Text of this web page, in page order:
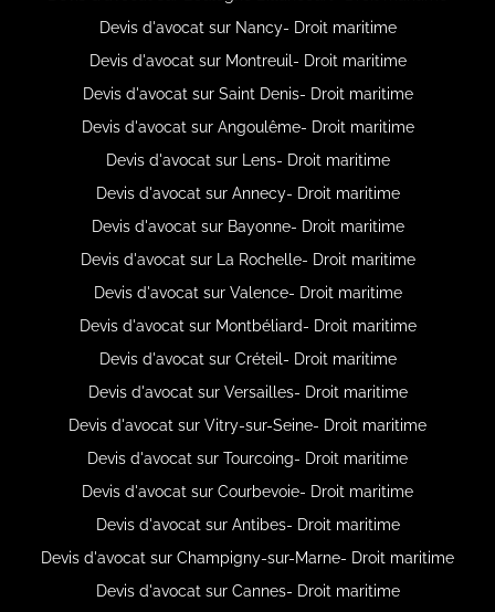
Devis d'avocat sur Nancy- Droit maritime
Devis d'avocat sur Montreuil- Droit maritime
Devis d'avocat sur Saint Denis- Droit maritime
Devis d'avocat sur Angoulême- Droit maritime
Devis d'avocat sur Lens- Droit maritime
Devis d'avocat sur Annecy- Droit maritime
Devis d'avocat sur Bayonne- Droit maritime
Devis d'avocat sur La Rochelle- Droit maritime
Devis d'avocat sur Valence- Droit maritime
Devis d'avocat sur Montbéliard- Droit maritime
Devis d'avocat sur Créteil- Droit maritime
Devis d'avocat sur Versailles- Droit maritime
Devis d'avocat sur Vitry-sur-Seine- Droit maritime
Devis d'avocat sur Tourcoing- Droit maritime
Devis d'avocat sur Courbevoie- Droit maritime
Devis d'avocat sur Antibes- Droit maritime
Devis d'avocat sur Champigny-sur-Marne- Droit maritime
Devis d'avocat sur Cannes- Droit maritime